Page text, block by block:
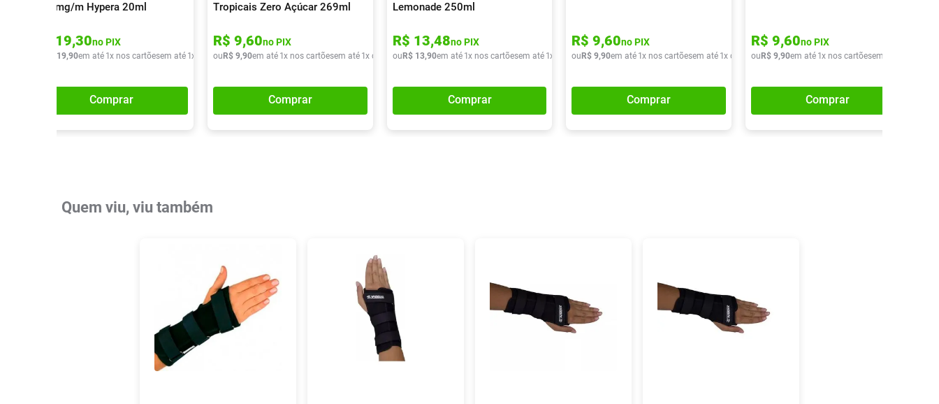
0,30mg/m Hypera 20ml
19,30no PIX
19,90em até 1x nos cartõesem até 1x de R$ 19,90
Comprar
Tropicais Zero Açúcar 269ml
R$ 9,60no PIX
ou R$ 9,90em até 1x nos cartõesem até 1x de R$ 9, 90
Comprar
Lemonade 250ml
R$ 13,48no PIX
ou R$ 13,90em até 1x nos cartõesem até 1x de R$ 13,90
Comprar
R$ 9,60no PIX
ou R$ 9,90em até 1x nos cartõesem até 1x de R$ 9, 90
Comprar
R$ 9,60no PIX
ou R$ 9,90em até 1x nos cartõesem até
Comprar
Quem viu, viu também